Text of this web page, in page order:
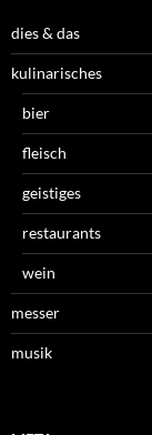
dies & das
kulinarisches
bier
fleisch
geistiges
restaurants
wein
messer
musik